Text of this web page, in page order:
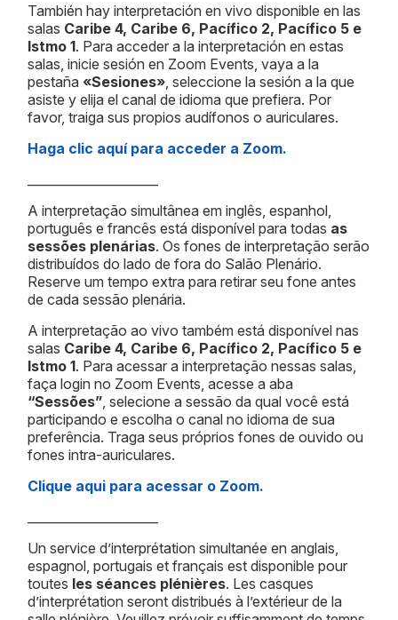
También hay interpretación en vivo disponible en las
salas Caribe 4, Caribe 6, Pacífico 2, Pacífico 5 e
Istmo 1. Para acceder a la interpretación en estas
salas, inicie sesión en Zoom Events, vaya a la
pestaña «Sesiones» , seleccione la sesión a la que
asiste y elija el canal de idioma que prefiera. Por
favor, traiga sus propios audífonos o auriculares.
Haga clic aquí para acceder a Zoom.
A interpretação simultânea em inglês, espanhol,
português e francês está disponível para todas as
sessões plenárias. Os fones de interpretação serão
distribuídos do lado de fora do Salão Plenário.
Reserve um tempo extra para retirar seu fone antes
de cada sessão plenária.
A interpretação ao vivo também está disponível nas
salas Caribe 4, Caribe 6, Pacífico 2, Pacífico 5 e
Istmo 1. Para acessar a interpretação nessas salas,
faça login no Zoom Events, acesse a aba
“Sessões” , selecione a sessão da qual você está
participando e escolha o canal no idioma de sua
preferência. Traga seus próprios fones de ouvido ou
fones intra-auriculares.
Clique aqui para acessar o Zoom.
Un service d’interprétation simultanée en anglais,
espagnol, portugais et français est disponible pour
toutes les séances plénières. Les casques
d’interprétation seront distribués à l’extérieur de la